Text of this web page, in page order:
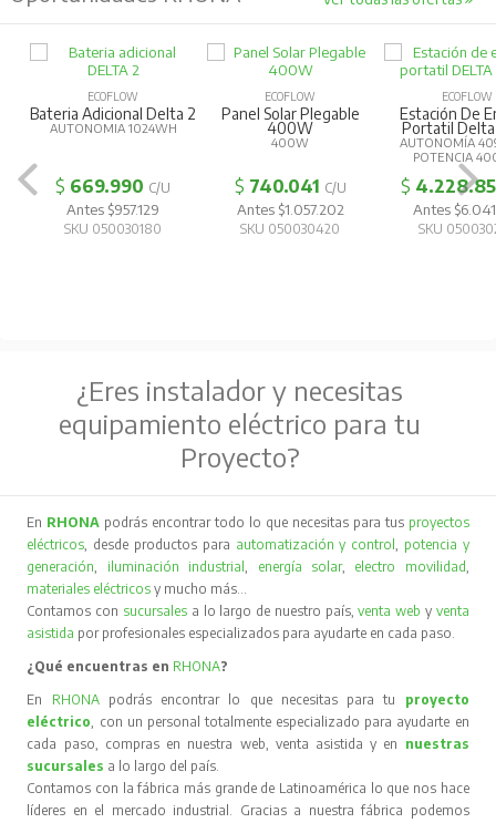
ECOFLOW
Bateria Adicional Delta 2
AUTONOMIA 1024WH
$ 669.990 C/U
Antes $957.129
SKU 050030180
ECOFLOW
Panel Solar Plegable
400W
400W
$ 740.041 C/U
Antes $1.057.202
SKU 050030420
ECOFLOW
Estación De
Portatil Delta
AUTONOMÍA
POTENCIA
$
Antes
SKU
¿Eres instalador y necesitas
equipamiento eléctrico para tu
Proyecto?
En RHONA podrás encontrar todo lo que necesitas para tus proyectos
eléctricos, desde productos para automatización y control, potencia y
generación, iluminación industrial, energía solar, electro movilidad,
materiales eléctricos y mucho más…
Contamos con sucursales a lo largo de nuestro país,venta web y venta
asistida por profesionales especializados para ayudarte en cada paso.
¿Qué encuentras en RHONA?
En RHONA podrás encontrar lo que necesitas para tu proyecto
eléctrico, con un personal totalmente especializado para ayudarte en
cada paso, compras en nuestra web, venta asistida y en nuestras
sucursales a lo largo del país.
Contamos con la fábrica más grande de Latinoamérica lo que nos hace
líderes en el mercado industrial. Gracias a nuestra fábrica podemos